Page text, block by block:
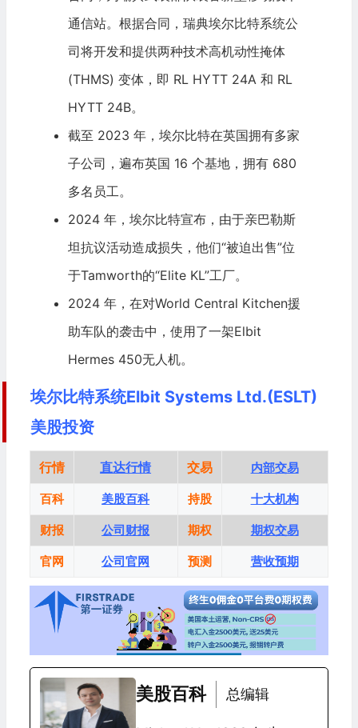
通信站。根据合同，瑞典埃尔比特系统公
司将开发和提供两种技术高机动性掩体
(THMS) 变体，即 RL HYTT 24A 和 RL
HYTT 24B。
截至 2023 年，埃尔比特在英国拥有多家
子公司，遍布英国 16 个基地，拥有 680
多名员工。
2024 年，埃尔比特宣布，由于亲巴勒斯
坦抗议活动造成损失，他们“被迫出售”位
于Tamworth的“Elite KL”工厂。
2024 年，在对World Central Kitchen援
助车队的袭击中，使用了一架Elbit
Hermes 450无人机。
埃尔比特系统Elbit Systems Ltd.(ESLT)
美股投资
行情 直达行情 交易 内部交易
百科 美股百科 持股 十大机构
财报 公司财报 期权 期权交易
官网 公司官网 预测 营收预期
美股百科 总编辑